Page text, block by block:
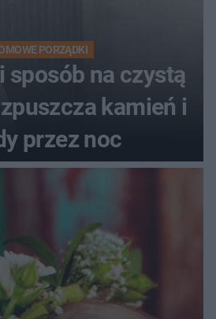
PORZĄDKI
sposób na czystą
kamień i
przez noc